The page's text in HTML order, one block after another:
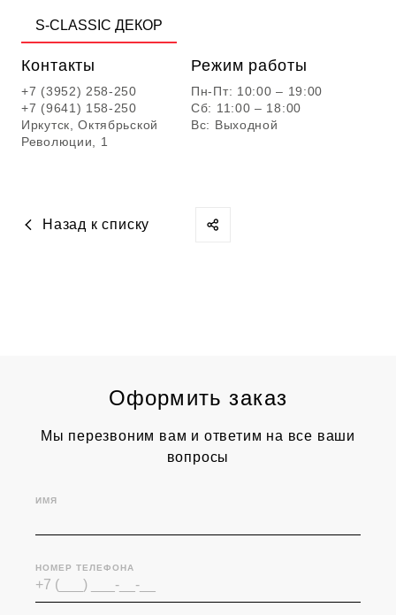
S-CLASSIC ДЕКОР
Контакты
+7 (3952) 258-250
+7 (9641) 158-250
Иркутск, Октябрьской
Революции, 1
Режим работы
Пн-Пт: 10:00 – 19:00
Сб: 11:00 – 18:00
Вс: Выходной
Назад к списку
Оформить заказ
Мы перезвоним вам и ответим на все ваши
вопросы
ИМЯ
НОМЕР ТЕЛЕФОНА